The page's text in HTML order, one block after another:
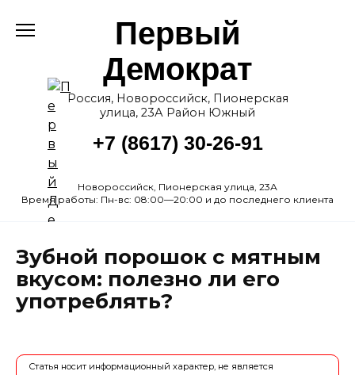
Первый
Демократ
Россия, Новороссийск, Пионерская
улица, 23А Район Южный
+7 (8617) 30-26-91
Новороссийск, Пионерская улица, 23А
Время работы: Пн-вс: 08:00—20:00 и до последнего клиента
Зубной порошок с мятным
вкусом: полезно ли его
употреблять?
Статья носит информационный характер, не является